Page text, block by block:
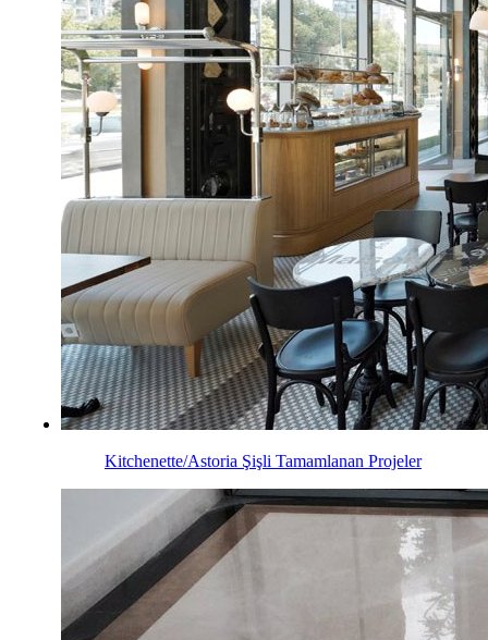
Kitchenette/Astoria Şişli Tamamlanan Projeler